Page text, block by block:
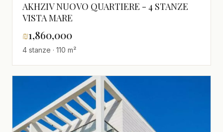
AKHZIV NUOVO QUARTIERE - 4 STANZE
VISTA MARE
₪1,860,000
4 stanze · 110 m²